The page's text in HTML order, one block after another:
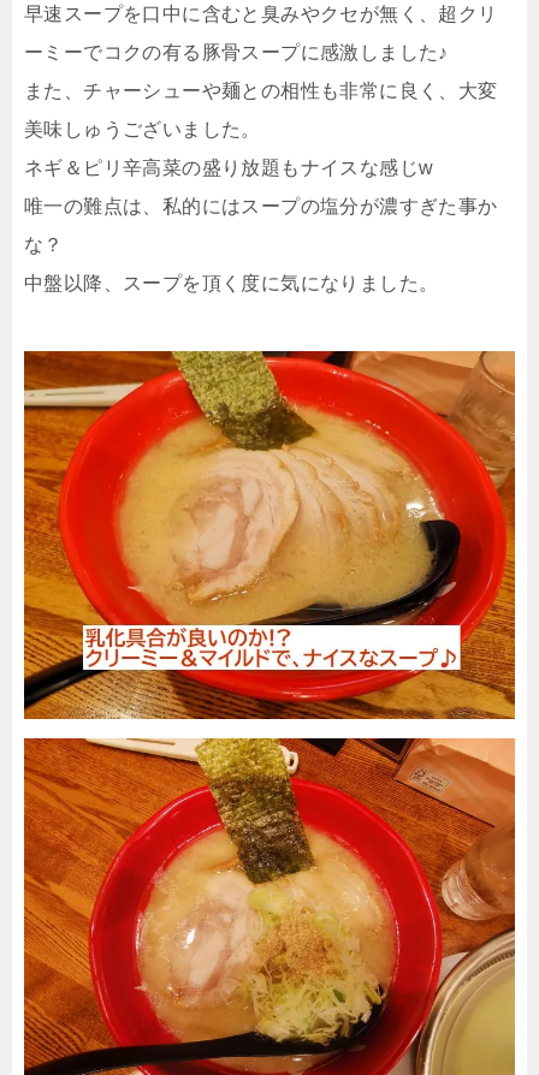
早速スープを口中に含むと臭みやクセが無く、超クリ
ーミーでコクの有る豚骨スープに感激しました♪
また、チャーシューや麺との相性も非常に良く、大変
美味しゅうございました。
ネギ＆ピリ辛高菜の盛り放題もナイスな感じw
唯一の難点は、私的にはスープの塩分が濃すぎた事か
な？
中盤以降、スープを頂く度に気になりました。